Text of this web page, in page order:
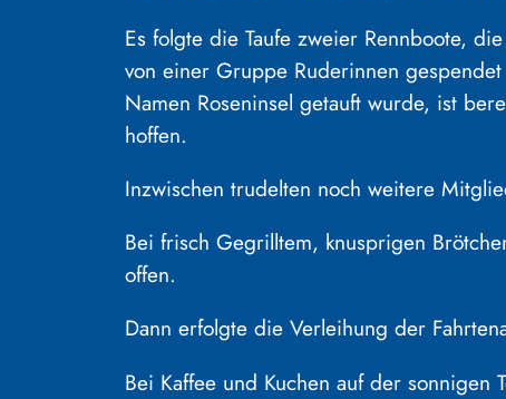
Es folgte die Taufe zweier Rennboote,
von einer Gruppe Ruderinnen
Namen Roseninsel getauft wurde, ist
hoffen.
Inzwischen trudelten noch weitere
Bei frisch Gegrilltem, knusprigen
offen.
Dann erfolgte die Verleihung der
Bei Kaffee und Kuchen auf der sonnigen